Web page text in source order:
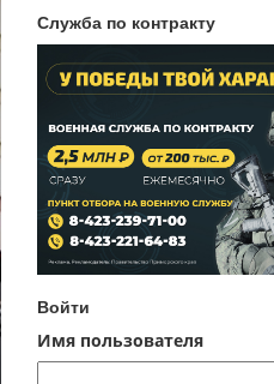
Служба по контракту
Войти
Имя пользователя